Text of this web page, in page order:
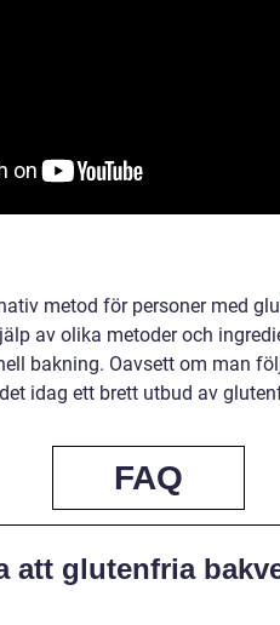
metod för personer med
av olika metoder och
bakning. Oavsett om man
idag ett brett utbud av
FAQ
att glutenfria